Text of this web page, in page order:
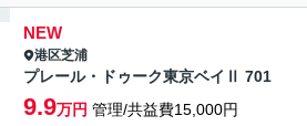
NEW
港区芝浦
プレール・ドゥーク東京ベイⅡ 701
9.9万円 管理/共益費15,000円